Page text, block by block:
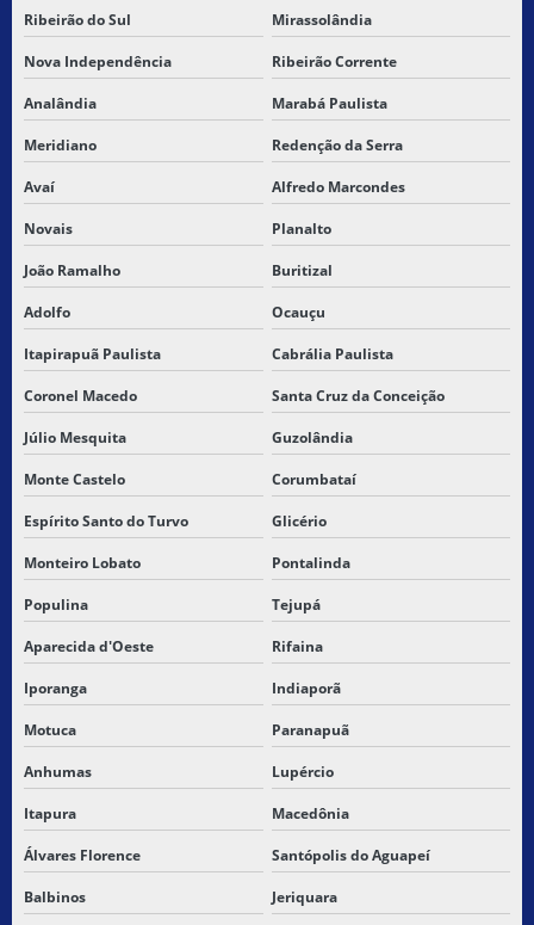
Ribeirão do Sul Mirassolândia
Nova Independência Ribeirão Corrente
Analândia Marabá Paulista
Meridiano Redenção da Serra
Avaí Alfredo Marcondes
Novais Planalto
João Ramalho Buritizal
Adolfo Ocauçu
Itapirapuã Paulista Cabrália Paulista
Coronel Macedo Santa Cruz da Conceição
Júlio Mesquita Guzolândia
Monte Castelo Corumbataí
Espírito Santo do Turvo Glicério
Monteiro Lobato Pontalinda
Populina Tejupá
Aparecida d'Oeste Rifaina
Iporanga Indiaporã
Motuca Paranapuã
Anhumas Lupércio
Itapura Macedônia
Álvares Florence Santópolis do Aguapeí
Balbinos Jeriquara